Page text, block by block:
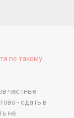
по такому
частные
- сдать в
на